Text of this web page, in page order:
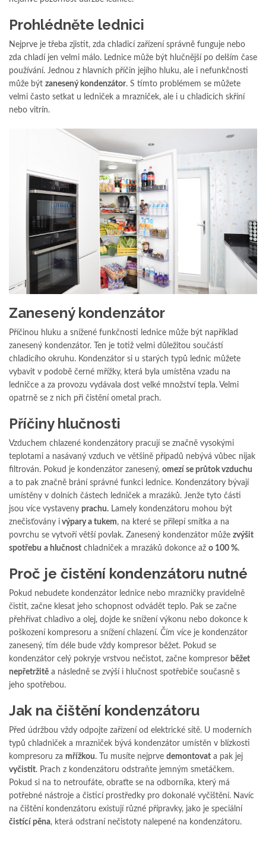
Prohlédněte lednici
Nejprve je třeba zjistit, zda chladicí zařízení správně funguje nebo
zda chladí jen velmi málo. Lednice může být hlučnější po delším čase
používání. Jednou z hlavních příčin jejího hluku, ale i nefunkčnosti
může být zanesený kondenzátor. S tímto problémem se můžete
velmi často setkat u ledniček a mrazniček, ale i u chladicích skříní
nebo vitrín.
Zanesený kondenzátor
Příčinou hluku a snížené funkčnosti lednice může být například
zanesený kondenzátor. Ten je totiž velmi důležitou součástí
chladicího okruhu. Kondenzátor si u starých typů lednic můžete
vybavit v podobě černé mřížky, která byla umístěna vzadu na
ledničce a za provozu vydávala dost velké množství tepla. Velmi
opatrně se z nich při čistění ometal prach.
Příčiny hlučnosti
Vzduchem chlazené kondenzátory pracují se značně vysokými
teplotami a nasávaný vzduch ve většině případů nebývá vůbec nijak
filtrován. Pokud je kondenzátor zanesený, omezí se průtok vzduchu
a to pak značně brání správné funkci lednice. Kondenzátory bývají
umístěny v dolních částech ledniček a mrazáků. Jenže tyto části
jsou více vystaveny prachu. Lamely kondenzátoru mohou být
znečisťovány i výpary a tukem, na které se přilepí smítka a na
povrchu se vytvoří větší povlak. Zanesený kondenzátor může zvýšit
spotřebu a hlučnost chladniček a mrazáků dokonce až o 100 %.
Proč je čistění kondenzátoru nutné
Pokud nebudete kondenzátor lednice nebo mrazničky pravidelně
čistit, začne klesat jeho schopnost odvádět teplo. Pak se začne
přehřívat chladivo a olej, dojde ke snížení výkonu nebo dokonce k
poškození kompresoru a snížení chlazení. Čím více je kondenzátor
zanesený, tím déle bude vždy kompresor běžet. Pokud se
kondenzátor celý pokryje vrstvou nečistot, začne kompresor běžet
nepřetržitě a následně se zvýší i hlučnost spotřebiče současně s
jeho spotřebou.
Jak na čištění kondenzátoru
Před údržbou vždy odpojte zařízení od elektrické sítě. U moderních
typů chladniček a mrazniček bývá kondenzátor umístěn v blízkosti
kompresoru za mřížkou. Tu musíte nejprve demontovat a pak jej
vyčistit. Prach z kondenzátoru odstraňte jemným smetáčkem.
Pokud si na to netroufáte, obraťte se na odborníka, který má
potřebné nástroje a čisticí prostředky pro dokonalé vyčištění. Navíc
na čištění kondenzátoru existují různé přípravky, jako je speciální
čistící pěna, která odstraní nečistoty nalepené na kondenzátoru.